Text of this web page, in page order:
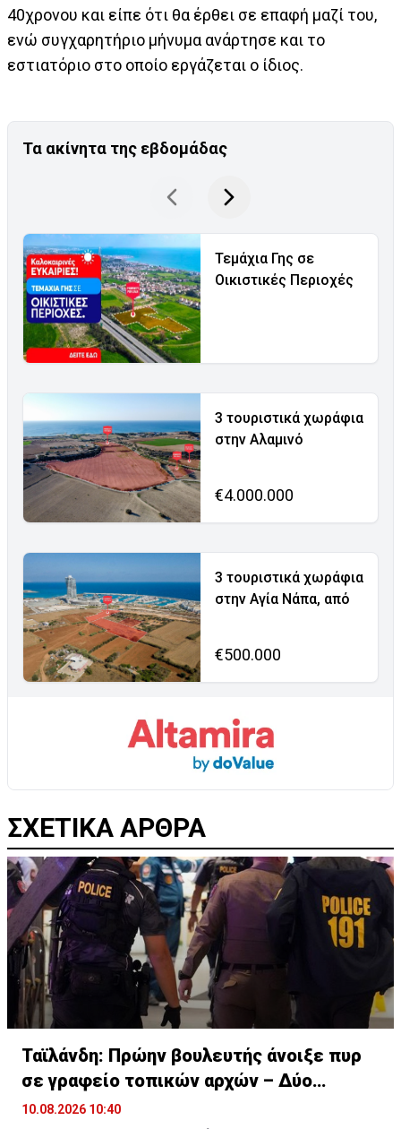
40χρονου και είπε ότι θα έρθει σε επαφή μαζί του,
ενώ συγχαρητήριο μήνυμα ανάρτησε και το
εστιατόριο στο οποίο εργάζεται ο ίδιος.
Τα ακίνητα της εβδομάδας
Τεμάχια Γης σε
Οικιστικές Περιοχές
3 τουριστικά χωράφια
στην Αλαμινό
€4.000.000
3 τουριστικά χωράφια
στην Αγία Νάπα, από
€500.000
ΣΧΕΤΙΚΑ ΑΡΘΡΑ
Ταϊλάνδη: Πρώην βουλευτής άνοιξε πυρ
σε γραφείο τοπικών αρχών – Δύο
τραυματίες
10.08.2026 10:40